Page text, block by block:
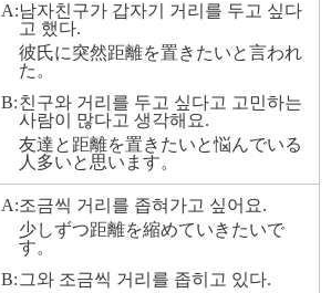
A:남자친구가 갑자기 거리를 두고 싶다
고 했다.
彼氏に突然距離を置きたいと言われ
た。
B:친구와 거리를 두고 싶다고 고민하는
사람이 많다고 생각해요.
友達と距離を置きたいと悩んでいる
人多いと思います。
A:조금씩 거리를 좁혀가고 싶어요.
少しずつ距離を縮めていきたいで
す。
B: 그와 조금씩 거리를 좁히고 있다.